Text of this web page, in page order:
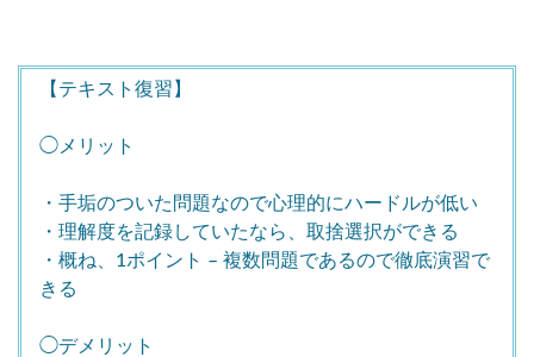
【テキスト復習】
◯メリット
・手垢のついた問題なので心理的にハードルが低い
・理解度を記録していたなら、取捨選択ができる
・概ね、1ポイント – 複数問題であるので徹底演習で
きる
◯デメリット